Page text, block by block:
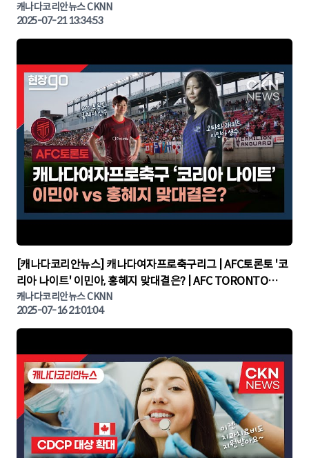
나다뉴스 | 토론토뉴스
캐나다코리안뉴스 CKNN
2025-07-21 13:34:53
▶
[캐나다코리안뉴스] 캐나다여자프로축구리그 | AFC토론토 '코
리아 나이트' 이민아, 홍혜지 맞대결은? | AFC TORONTO
KOREA NIGHT | 캐나다뉴스 | 토론토뉴스
캐나다코리안뉴스 CKNN
2025-07-16 21:01:04